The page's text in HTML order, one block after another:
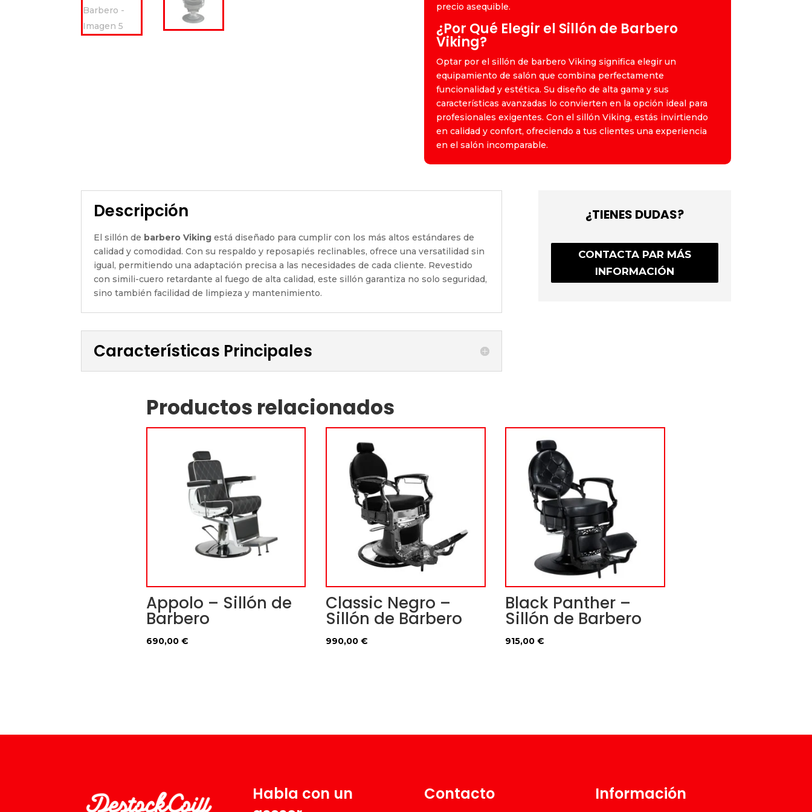
precio asequible.
¿Por Qué Elegir el Sillón de Barbero
Viking?
Optar por el sillón de barbero Viking significa elegir un
equipamiento de salón que combina perfectamente
funcionalidad y estética. Su diseño de alta gama y sus
características avanzadas lo convierten en la opción ideal para
profesionales exigentes. Con el sillón Viking, estás invirtiendo
en calidad y confort, ofreciendo a tus clientes una experiencia
en el salón incomparable.
Descripción
El sillón de barbero Viking está diseñado para cumplir con los más altos estándares de
calidad y comodidad. Con su respaldo y reposapiés reclinables, ofrece una versatilidad sin
igual, permitiendo una adaptación precisa a las necesidades de cada cliente. Revestido
con simili-cuero retardante al fuego de alta calidad, este sillón garantiza no solo seguridad,
sino también facilidad de limpieza y mantenimiento.
Características Principales
¿TIENES DUDAS?
CONTACTA PAR MÁS
INFORMACIÓN
Productos relacionados
Appolo – Sillón de
Barbero
690,00 €
Classic Negro –
Sillón de Barbero
990,00€
Black Panther –
Sillón de Barbero
915,00€
Habla con un
Contacto Información